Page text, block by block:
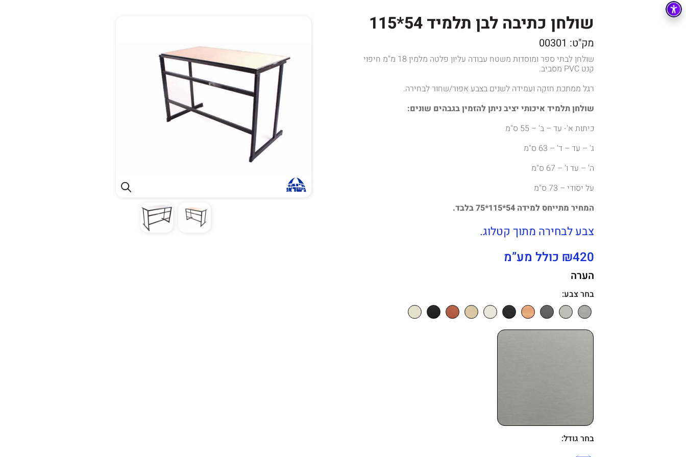
שולחן כתיבה לבן תלמיד 54*115
מק"ט: 00301
שולחן לבתי ספר ומוסדות משטח עבודה עליון פלטה מלמין 18 מ"מ חיפוי
קנט PVC מסביב.
רגל ממתכת חזקה ועמידה לשנים בצבע אפור/שחור לבחירה.
שולחן תלמיד איכותי יציב ניתן להזמין בגבהים שונים:
כיתות א'- עד – ב' – 55 ס"מ
ג' – עד – ד' – 63 ס"מ
ה' – עד ו' – 67 ס"מ
על יסודי – 73 ס"מ
המחיר מתייחס למידה 54*115*75 בלבד.
צבע לבחירה מתוך קטלוג.
₪420 כולל מע”מ
הערה
בחר צבע:
בחר גודל: